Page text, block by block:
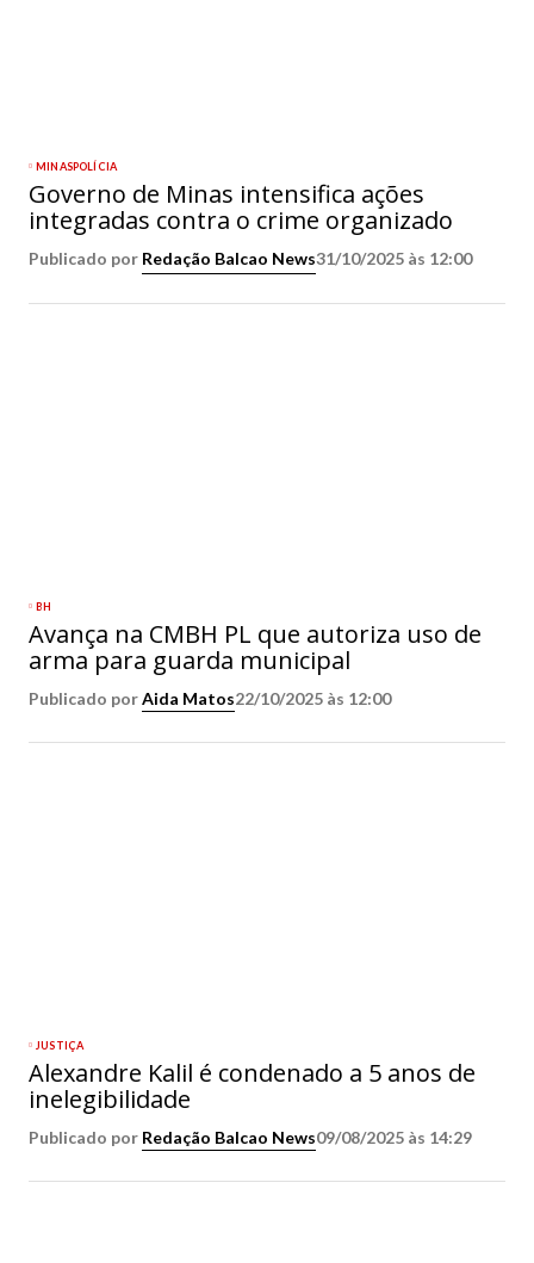
MINASPOLÍCIA
Governo de Minas intensifica ações
integradas contra o crime organizado
Publicado por Redação Balcao News31/10/2025 às 12:00
BH
Avança na CMBH PL que autoriza uso de
arma para guarda municipal
Publicado porAida Matos22/10/2025 às 12:00
JUSTIÇA
Alexandre Kalil é condenado a 5 anos de
inelegibilidade
Publicado por Redação Balcao News09/08/2025 às 14:29